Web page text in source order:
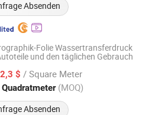
Absenden
Folie Wassertransferdruck
und den täglichen Gebrauch
$ / Square Meter
(MOQ)
Absenden
TECHNOLOGY
Seit 2019